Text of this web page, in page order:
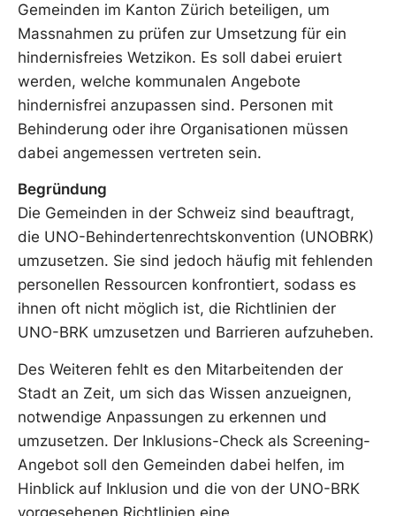
Gemeinden im Kanton Zürich beteiligen, um
Massnahmen zu prüfen zur Umsetzung für ein
hindernisfreies Wetzikon. Es soll dabei eruiert
werden, welche kommunalen Angebote
hindernisfrei anzupassen sind. Personen mit
Behinderung oder ihre Organisationen müssen
dabei angemessen vertreten sein.
Begründung
Die Gemeinden in der Schweiz sind beauftragt,
die UNO-Behindertenrechtskonvention (UNOBRK)
umzusetzen. Sie sind jedoch häufig mit fehlenden
personellen Ressourcen konfrontiert, sodass es
ihnen oft nicht möglich ist, die Richtlinien der
UNO-BRK umzusetzen und Barrieren aufzuheben.
Des Weiteren fehlt es den Mitarbeitenden der
Stadt an Zeit, um sich das Wissen anzueignen,
notwendige Anpassungen zu erkennen und
umzusetzen. Der Inklusions-Check als Screening-
Angebot soll den Gemeinden dabei helfen, im
Hinblick auf Inklusion und die von der UNO-BRK
vorgesehenen Richtlinien eine